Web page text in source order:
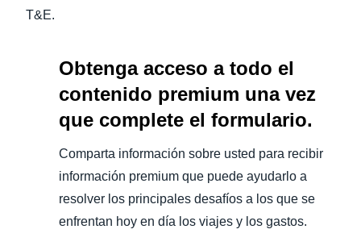
T&E.
Obtenga acceso a todo el
contenido premium una vez
que complete el formulario.
Comparta información sobre usted para recibir
información premium que puede ayudarlo a
resolver los principales desafíos a los que se
enfrentan hoy en día los viajes y los gastos.